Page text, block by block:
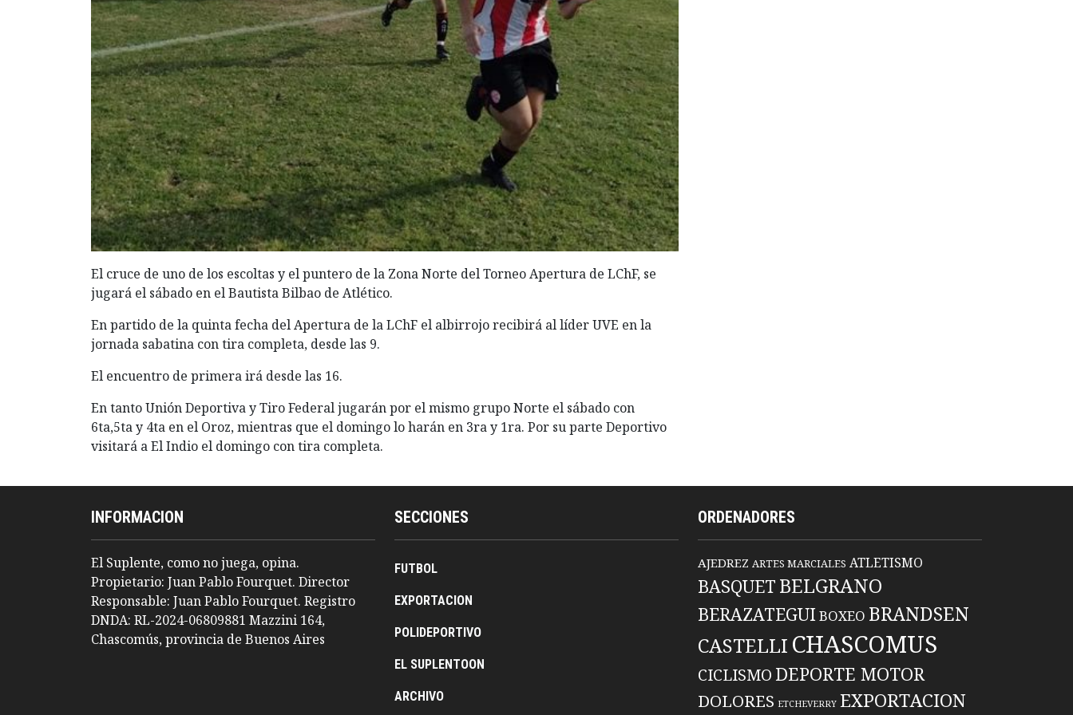
El cruce de uno de los escoltas y el puntero de la Zona Norte del Torneo Apertura de LChF, se
jugará el sábado en el Bautista Bilbao de Atlético.
En partido de la quinta fecha del Apertura de la LChF el albirrojo recibirá al líder UVE en la
jornada sabatina con tira completa, desde las 9.
El encuentro de primera irá desde las 16.
En tanto Unión Deportiva y Tiro Federal jugarán por el mismo grupo Norte el sábado con
6ta,5ta y 4ta en el Oroz, mientras que el domingo lo harán en 3ra y 1ra. Por su parte Deportivo
visitará a El Indio el domingo con tira completa.
INFORMACION
El Suplente, como no juega, opina.
Propietario: Juan Pablo Fourquet. Director
Responsable: Juan Pablo Fourquet. Registro
DNDA: RL-2024-06809881 Mazzini 164,
Chascomús, provincia de Buenos Aires
SECCIONES
FUTBOL
EXPORTACION
POLIDEPORTIVO
EL SUPLENTOON
ARCHIVO
ORDENADORES
AJEDREZ ARTES MARCIALES ATLETISMO
BASQUET BELGRANO
BERAZATEGUIBOXEO BRANDSEN
CASTELLI CHASCOMUS
CICLISMO DEPORTE MOTOR
DOLORES ETCHEVERRY EXPORTACION